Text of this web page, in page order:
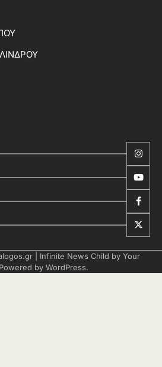
| Infinite News Child by Your
by WordPress.